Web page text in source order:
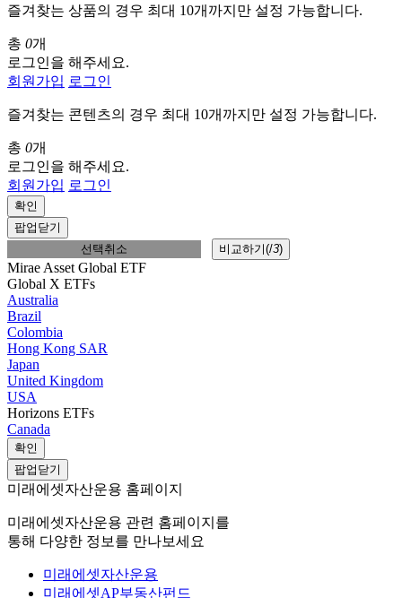
즐겨찾는 상품의 경우 최대 10개까지만 설정 가능합니다.
총 0개
로그인을 해주세요.
회원가입 로그인
즐겨찾는 콘텐츠의 경우 최대 10개까지만 설정 가능합니다.
총 0개
로그인을 해주세요.
회원가입 로그인
확인
팝업닫기
선택취소
비교하기(/3)
Mirae Asset Global ETF
Global X ETFs
Australia
Brazil
Colombia
Hong Kong SAR
Japan
United Kingdom
USA
Horizons ETFs
Canada
확인
팝업닫기
미래에셋자산운용 홈페이지
미래에셋자산운용 관련 홈페이지를
통해 다양한 정보를 만나보세요
미래에셋자산운용
미래에셋AP부동산펀드